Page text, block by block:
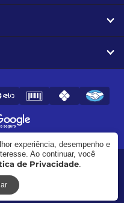
27.982.258/0001-97
experiência, desempenho e
Ao continuar, você
de Privacidade.